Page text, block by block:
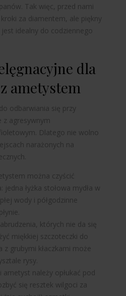
Tak więc, przed nami
za diamentem, ale piękny
idealny do codziennego
dla
ametystem
odbarwiania się przy
z agresywnym
Dlatego nie wolno
narażonych na
można czyścić
jedna łyżka stołowa mydła w
wody i półgodzinne
których nie da się
miękkiej szczoteczki do
z grubymi kłaczkami może
rysy.
ametyst należy opłukać pod
się resztek wilgoci za